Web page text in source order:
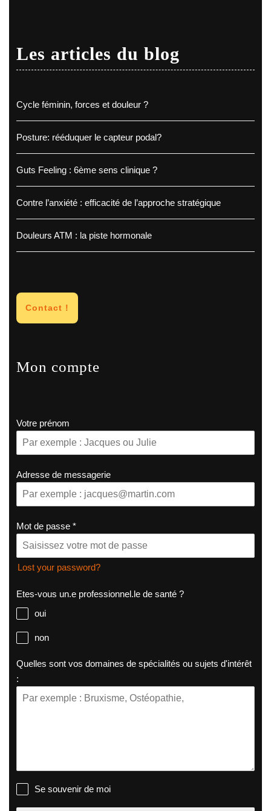
Les articles du blog
Cycle féminin, forces et douleur ?
Posture: rééduquer le capteur podal?
Guts Feeling : 6ème sens clinique ?
Contre l’anxiété : efficacité de l’approche stratégique
Douleurs ATM : la piste hormonale
Contact !
Mon compte
Votre prénom
Adresse de messagerie
Mot de passe *
Lost your password?
Etes-vous un.e professionnel.le de santé ?
oui
non
Quelles sont vos domaines de spécialités ou sujets d'intérêt
:
Se souvenir de moi